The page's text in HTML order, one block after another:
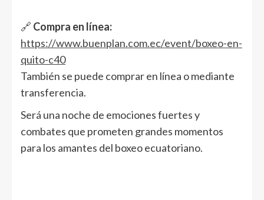
🔗 Compra en línea:
https://www.buenplan.com.ec/event/boxeo-en-
quito-c40
También se puede comprar en línea o mediante
transferencia.
Será una noche de emociones fuertes y
combates que prometen grandes momentos
para los amantes del boxeo ecuatoriano.